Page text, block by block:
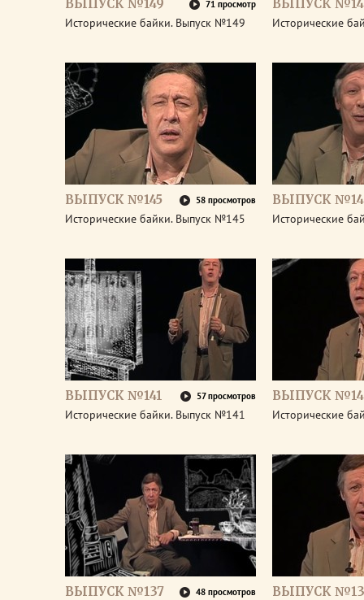
ВЫПУСК №149 71 просмотр
Исторические байки. Выпуск №149
ВЫПУСК
Исторические
ВЫПУСК №145 58 просмотров
Исторические байки. Выпуск №145
ВЫПУСК
Исторические
ВЫПУСК №141 57 просмотров
Исторические байки. Выпуск №141
ВЫПУСК
Исторические
ВЫПУСК №137 48 просмотров ВЫПУСК